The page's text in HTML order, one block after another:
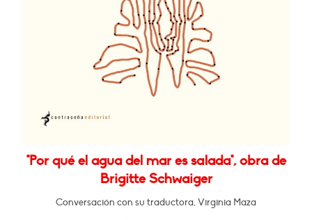
"Por qué el agua del mar es salada", obra de
Brigitte Schwaiger
Conversación con su traductora, Virginia Maza